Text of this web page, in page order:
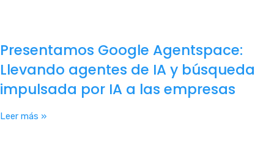
Presentamos Google Agentspace:
Llevando agentes de IA y búsqueda
impulsada por IA a las empresas
Leer más »